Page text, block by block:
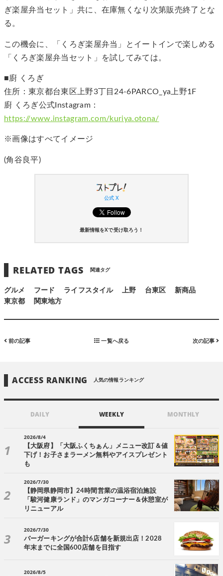
ぎ楽屋弁当セット」共に、在庫無くなり次第販売終了とな
る。
この機会に、「くろぎ楽屋弁当」とイートインで楽しめる
「くろぎ楽屋弁当セット」を試してみては。
■廚 くろぎ
住所：東京都台東区上野3丁目24-6PARCO_ya上野1F
廚 くろぎ公式Instagram：
https://www.instagram.com/kuriya.otona/
※画像はすべてイメージ
(角谷良平)
公式 X
最新情報をXで受け取ろう！
RELATED TAGS 関連タグ
グルメ フード ライフスタイル 上野 台東区
新商品
東京都
関東地方
前の記事 一覧へ戻る 次の記事
ACCESS RANKING 人気の情報ランキング
DAILY WEEKLY MONTHLY
2026/8/4
【大阪府】「大阪ふくちぁん」メニュー改訂＆値
下げ！お子さまラーメン無料やアイスプレゼント
も
2026/7/30
【静岡県静岡市】24時間営業の温浴宿泊施設
「駿河健康ランド」のマンガコーナー＆休憩室が
リニューアル
2026/7/30
バーガーキングが合計6店舗を新規出店！2028
年末までに全国600店舗を目指す
2026/8/5